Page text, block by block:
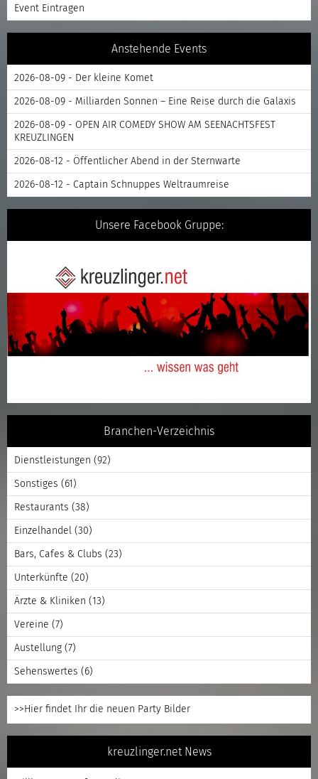
Event Eintragen
Anstehende Events
2026-08-09 - Der kleine Komet
2026-08-09 - Milliarden Sonnen – Eine Reise durch die Galaxis
2026-08-09 - OPEN AIR COMEDY SHOW AM SEENACHTSFEST
KREUZLINGEN
2026-08-12 - Öffentlicher Abend in der Sternwarte
2026-08-12 - Captain Schnuppes Weltraumreise
Unsere Facebook Gruppe:
Branchen-Verzeichnis
Dienstleistungen (92)
Sonstiges (61)
Restaurants (38)
Einzelhandel (30)
Bars, Cafes & Clubs (23)
Unterkünfte (20)
Ärzte & Kliniken (13)
Vereine (7)
Austellung (7)
Sehenswertes (6)
>>Hier findet Ihr die neuen Party Bilder
kreuzlinger.net News